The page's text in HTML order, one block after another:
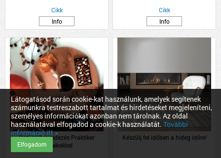
Látogatásod során cookie-kat használunk, amelyek segítenek
számunkra testreszabott tartalmat és hirdetéseket megjeleníteni,
személyes információkat azonban nem tárolnak. Az oldal
használatával elfogadod a cookie-k használatát. További
információ itt »
Elfogadom
Cikk
Info
Cikk
Info
Őszi lakberendezés Praktiker
termékekkel
Készülj fel időben a hideg időre!